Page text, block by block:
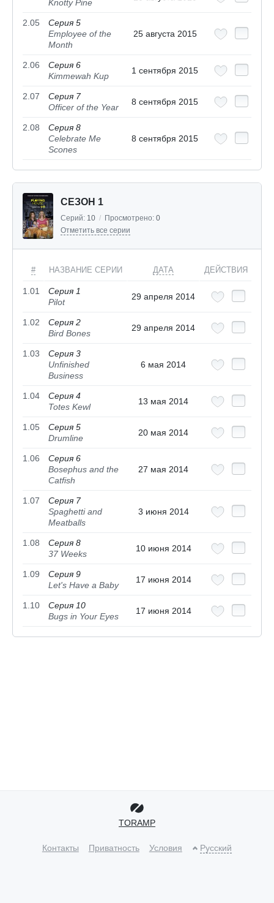
Knotty Pine
2.05
Серия 5
Employee of the
Month
25 августа 2015
2.06
Серия 6
Kimmewah Kup
1 сентября 2015
2.07
Серия 7
Officer of the Year
8 сентября 2015
2.08
Серия 8
Celebrate Me
Scones
8 сентября 2015
СЕЗОН 1
Серий: 10 / Просмотрено: 0
Отметить все серии
# НАЗВАНИЕ СЕРИИ ДАТА ДЕЙСТВИЯ
1.01
Серия 1
Pilot
29 апреля 2014
1.02
Серия 2
Bird Bones
29 апреля 2014
1.03
Серия 3
Unfinished
Business
6 мая 2014
1.04
Серия 4
Totes Kewl
13 мая 2014
1.05
Серия 5
Drumline
20 мая 2014
1.06
Серия 6
Bosephus and the
Catfish
27 мая 2014
1.07
Серия 7
Spaghetti and
Meatballs
3 июня 2014
1.08
Серия 8
37 Weeks
10 июня 2014
1.09
Серия 9
Let's Have a Baby
17 июня 2014
1.10
Серия 10
Bugs in Your Eyes
17 июня 2014
TORAMP
Контакты Приватность Условия Русский